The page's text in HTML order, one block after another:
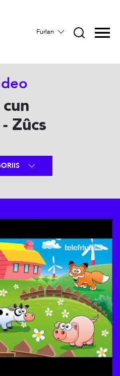
Furlan
Zûcs